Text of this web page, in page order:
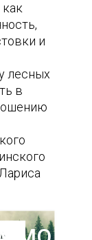
и
лесных
в